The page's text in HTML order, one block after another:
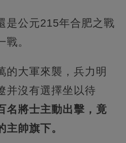
是公元215年合肥之戰
。
的大軍來襲，兵力明
并沒有選擇坐以待
名將士主動出擊，竟
帥旗下。